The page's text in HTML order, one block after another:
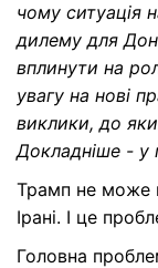
чому ситуація
дилему для
вплинути на
увагу на нові
виклики, до
Докладніше - у
Трамп не може
Ірані. І це
Головна